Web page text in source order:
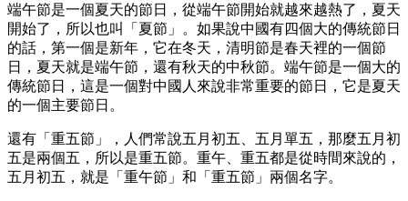
端午節是一個夏天的節日，從端午節開始就越來越熱了，夏天
開始了，所以也叫「夏節」。如果說中國有四個大的傳統節日
的話，第一個是新年，它在冬天，清明節是春天裡的一個節
日，夏天就是端午節，還有秋天的中秋節。端午節是一個大的
傳統節日，這是一個對中國人來說非常重要的節日，它是夏天
的一個主要節日。
還有「重五節」，人們常說五月初五、五月單五，那麼五月初
五是兩個五，所以是重五節。重午、重五都是從時間來說的，
五月初五，就是「重午節」和「重五節」兩個名字。